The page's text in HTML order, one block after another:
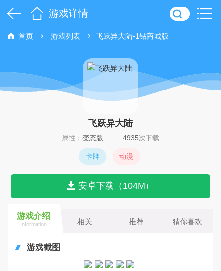
游戏详情
首页 游戏列表 飞跃异大陆-1钻商城版
飞跃异大陆
属性： 变态版 4935次下载
卡牌 动漫
安卓下载（104M）
游戏介绍
Information 相关 推荐 猜你喜欢
游戏截图